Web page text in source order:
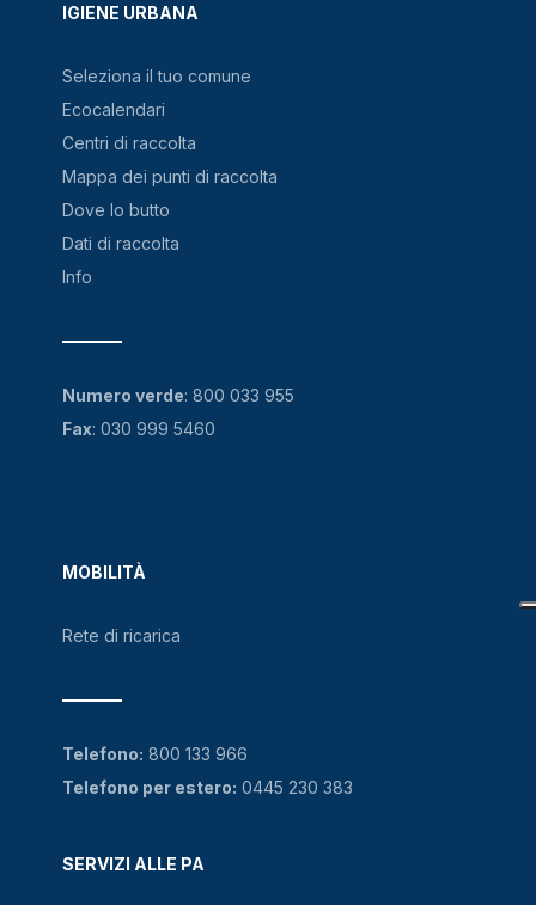
IGIENE URBANA
Seleziona il tuo comune
Ecocalendari
Centri di raccolta
Mappa dei punti di raccolta
Dove lo butto
Dati di raccolta
Info
MOBILITÀ
Rete di ricarica
SERVIZI ALLE PA
Numero verde: 800 033 955
Fax: 030 999 5460
Telefono: 800 133 966
Telefono per estero: 0445 230 383